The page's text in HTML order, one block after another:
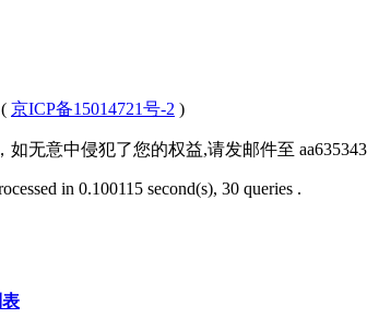
京ICP备15014721号-2 )
如无意中侵犯了您的权益,请发邮件至
in 0.100115 second(s), 30 queries .